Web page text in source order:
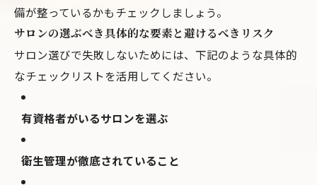
備が整っているかもチェックしましょう。
サロンの選ぶべき具体的な要素と避けるべきリスク
サロン選びで失敗しないためには、下記のような具体的
なチェックリストを活用してください。
有資格者がいるサロンを選ぶ
衛生管理が徹底されていること